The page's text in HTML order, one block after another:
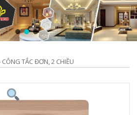
CÔNG TẮC ĐƠN, 2 CHIỀU